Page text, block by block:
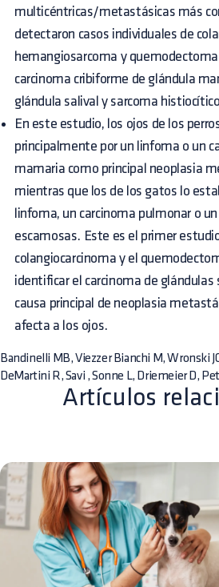
multicéntricas/metastásicas más
detectaron casos individuales de
hemangiosarcoma y
carcinoma cribiforme de glándula
glándula salival y sarcoma
En este estudio, los ojos de los
principalmente por un linfoma o un
mamaria como principal neoplasia
mientras que los de los gatos lo
linfoma, un carcinoma pulmonar o
escamosas. Este es el primer
colangiocarcinoma y el
identificar el carcinoma de
causa principal de neoplasia
afecta a los ojos.
Bandinelli MB, Viezzer Bianchi M, Wronski
DeMartini R, Savi , Sonne L, Driemeier D,
Artículos